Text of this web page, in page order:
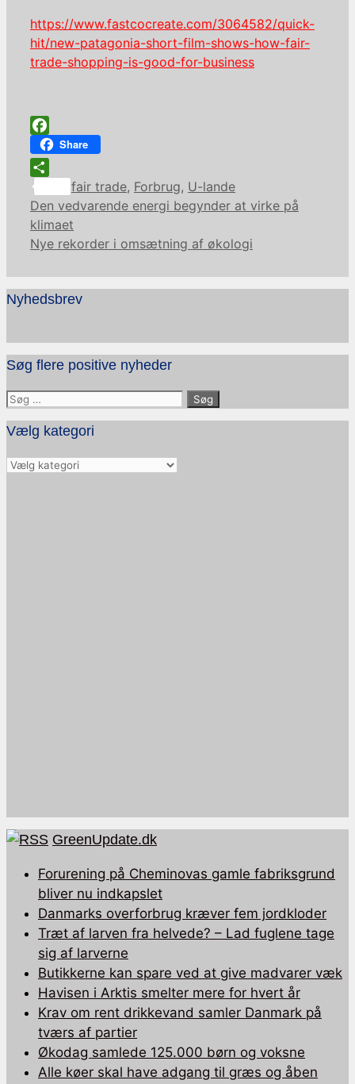
https://www.fastcocreate.com/3064582/quick-
hit/new-patagonia-short-film-shows-how-fair-
trade-shopping-is-good-for-business
Facebook
Share
Share
Kategorier
fair trade, Forbrug, U-lande
Den vedvarende energi begynder at virke på
klimaet
Nye rekorder i omsætning af økologi
Nyhedsbrev
Søg flere positive nyheder
Søg
efter:
Vælg kategori
Vælg
GreenUpdate.dk
Forurening på Cheminovas gamle fabriksgrund
bliver nu indkapslet
Danmarks overforbrug kræver fem jordkloder
Træt af larven fra helvede? – Lad fuglene tage
sig af larverne
Butikkerne kan spare ved at give madvarer væk
Havisen i Arktis smelter mere for hvert år
Krav om rent drikkevand samler Danmark på
tværs af partier
Økodag samlede 125.000 børn og voksne
Alle køer skal have adgang til græs og åben